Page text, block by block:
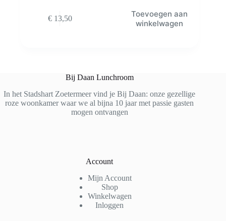
€13,50
Toevoegen aan
winkelwagen
Bij Daan Lunchroom
In het Stadshart Zoetermeer vind je Bij Daan: onze gezellige
roze woonkamer waar we al bijna 10 jaar met passie gasten
mogen ontvangen
Account
Mijn Account
Shop
Winkelwagen
Inloggen